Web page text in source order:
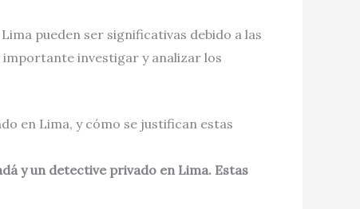
pueden ser significativas debido a las
importante investigar y analizar los
en Lima, y cómo se justifican estas
y un detective privado en Lima. Estas